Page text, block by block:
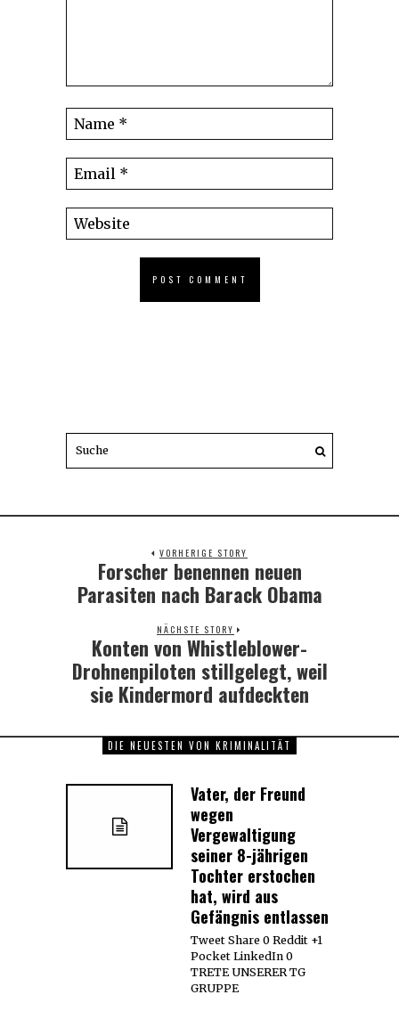
VORHERIGE STORY
Previous
post:
Forscher benennen neuen
Parasiten nach Barack Obama
NÄCHSTE STORY
Next
post:
Konten von Whistleblower-
Drohnenpiloten stillgelegt, weil
sie Kindermord aufdeckten
DIE NEUESTEN VON KRIMINALITÄT
Vater, der Freund
wegen
Vergewaltigung
seiner 8-jährigen
Tochter erstochen
hat, wird aus
Gefängnis entlassen
Tweet Share 0 Reddit +1
Pocket LinkedIn 0
TRETE UNSERER TG
GRUPPE